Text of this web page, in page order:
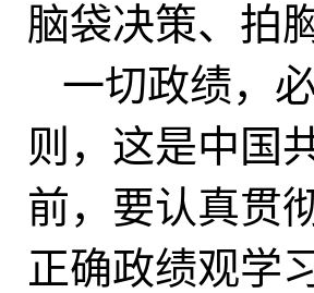
脑袋决策、拍
一切政绩，
则，这是中国
前，要认真贯
正确政绩观学